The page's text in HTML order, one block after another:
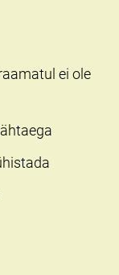
ei ole